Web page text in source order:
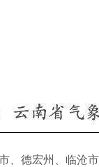
、德宏州、临沧